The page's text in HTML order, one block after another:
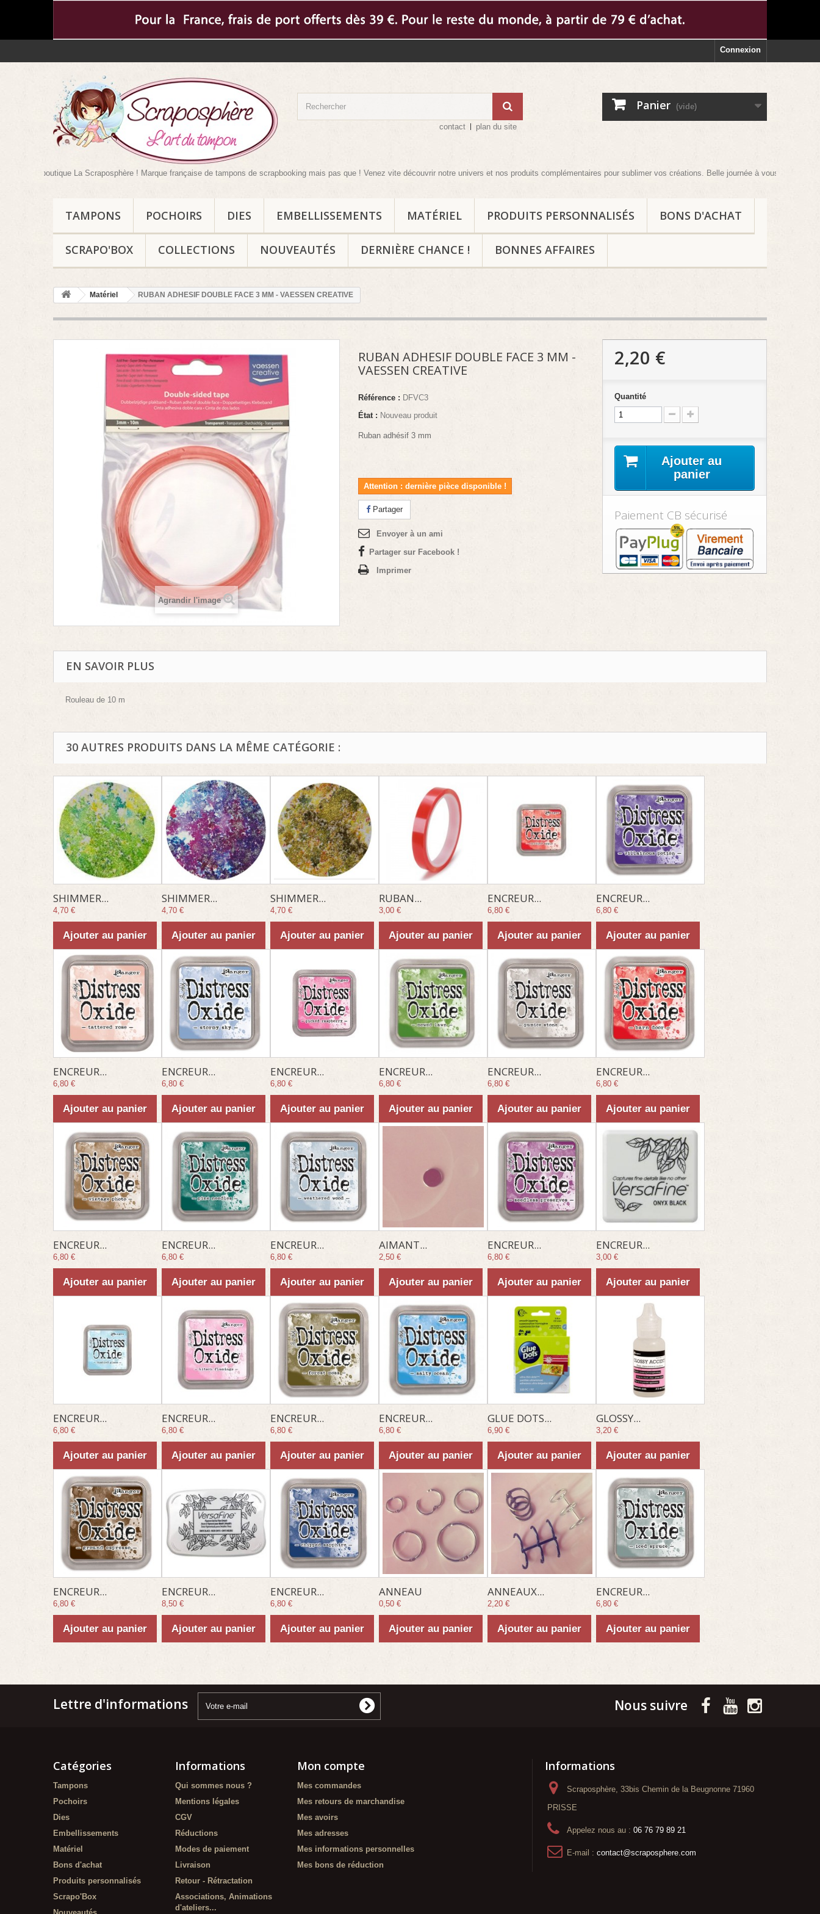
Connexion
Panier (vide)
contact plan du site
boutique La Scraposphère ! Marque française de tampons de scrapbooking mais pas que ! Venez vite découvrir notre univers et nos produits complémentaires pour sublimer vos créations. Belle journée à vous et au plaisir !
TAMPONS POCHOIRS DIES EMBELLISSEMENTS MATÉRIEL PRODUITS PERSONNALISÉS BONS D'ACHAT
SCRAPO'BOX COLLECTIONS NOUVEAUTÉS DERNIÈRE CHANCE ! BONNES AFFAIRES
Matériel RUBAN ADHESIF DOUBLE FACE 3 MM - VAESSEN CREATIVE
Agrandir l'image
RUBAN ADHESIF DOUBLE FACE 3 MM -
VAESSEN CREATIVE
Référence : DFVC3
État : Nouveau produit
Ruban adhésif 3 mm
Attention : dernière pièce disponible !
Partager
Envoyer à un ami
Partager sur Facebook !
Imprimer
2,20 €
Quantité
Ajouter au
panier
Paiement CB sécurisé
EN SAVOIR PLUS
Rouleau de 10 m
30 AUTRES PRODUITS DANS LA MÊME CATÉGORIE :
SHIMMER...
4,70 €
Ajouter au panier
SHIMMER...
4,70 €
Ajouter au panier
SHIMMER...
4,70 €
Ajouter au panier
RUBAN...
3,00 €
Ajouter au panier
ENCREUR...
6,80 €
Ajouter au panier
ENCREUR...
6,80 €
Ajouter au panier
ENCREUR...
6,80 €
Ajouter au panier
ENCREUR...
6,80 €
Ajouter au panier
ENCREUR...
6,80 €
Ajouter au panier
ENCREUR...
6,80 €
Ajouter au panier
ENCREUR...
6,80 €
Ajouter au panier
ENCREUR...
6,80 €
Ajouter au panier
ENCREUR...
6,80 €
Ajouter au panier
ENCREUR...
6,80 €
Ajouter au panier
ENCREUR...
6,80 €
Ajouter au panier
AIMANT...
2,50 €
Ajouter au panier
ENCREUR...
6,80 €
Ajouter au panier
ENCREUR...
3,00 €
Ajouter au panier
ENCREUR...
6,80 €
Ajouter au panier
ENCREUR...
6,80 €
Ajouter au panier
ENCREUR...
6,80 €
Ajouter au panier
ENCREUR...
6,80 €
Ajouter au panier
GLUE DOTS...
6,90 €
Ajouter au panier
GLOSSY...
3,20 €
Ajouter au panier
ENCREUR...
6,80 €
Ajouter au panier
ENCREUR...
8,50 €
Ajouter au panier
ENCREUR...
6,80 €
Ajouter au panier
ANNEAU
0,50 €
Ajouter au panier
ANNEAUX...
2,20 €
Ajouter au panier
ENCREUR...
6,80 €
Ajouter au panier
Lettre d'informations Nous suivre
Catégories
Tampons
Pochoirs
Dies
Embellissements
Matériel
Bons d'achat
Produits personnalisés
Scrapo'Box
Informations
Qui sommes nous ?
Mentions légales
CGV
Réductions
Modes de paiement
Livraison
Retour - Rétractation
Associations, Animations
d'ateliers...
Mon compte
Mes commandes
Mes retours de marchandise
Mes avoirs
Mes adresses
Mes informations personnelles
Mes bons de réduction
Informations
Scraposphère, 33bis Chemin de la Beugnonne 71960
PRISSE
Appelez nous au : 06 76 79 89 21
E-mail : contact@scraposphere.com